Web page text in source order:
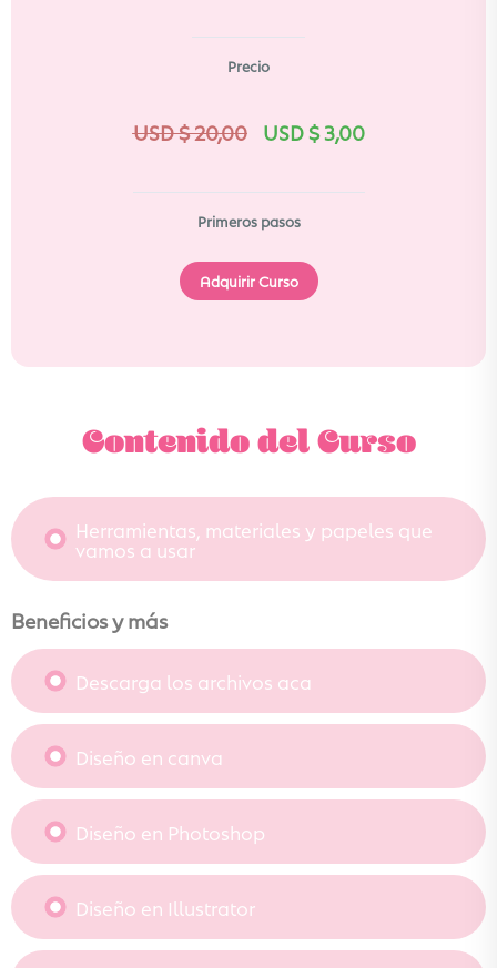
Precio
USD $20,00 USD $3,00
Primeros pasos
Adquirir Curso
Contenido del Curso
Herramientas, materiales y papeles que
vamos a usar
Beneficios y más
Descarga los archivos aca
Diseño en canva
Diseño en Photoshop
Diseño en Illustrator